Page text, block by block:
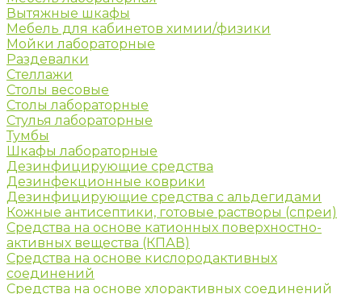
Вытяжные шкафы
Мебель для кабинетов химии/физики
Мойки лабораторные
Раздевалки
Стеллажи
Столы весовые
Столы лабораторные
Стулья лабораторные
Тумбы
Шкафы лабораторные
Дезинфицирующие средства
Дезинфекционные коврики
Дезинфицирующие средства с альдегидами
Кожные антисептики, готовые растворы (спреи)
Средства на основе катионных поверхностно-
активных вещества (КПАВ)
Средства на основе кислородактивных
соединений
Средства на основе хлорактивных соединений